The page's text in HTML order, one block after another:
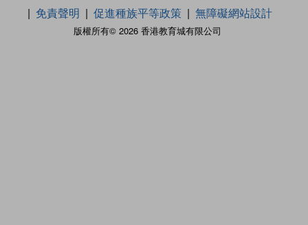
版權所有© 2026 香港教育城有限公司
免責聲明
促進種族平等政策 無障礙網站設計